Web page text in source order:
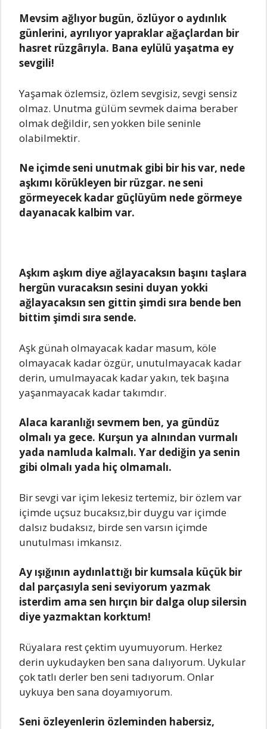
Mevsim ağlıyor bugün, özlüyor o aydınlık
günlerini, ayrılıyor yapraklar ağaçlardan bir
hasret rüzgârıyla. Bana eylülü yaşatma ey
sevgili!
Yaşamak özlemsiz, özlem sevgisiz, sevgi sensiz
olmaz. Unutma gülüm sevmek daima beraber
olmak değildir, sen yokken bile seninle
olabilmektir.
Ne içimde seni unutmak gibi bir his var, nede
aşkımı körükleyen bir rüzgar. ne seni
görmeyecek kadar güçlüyüm nede görmeye
dayanacak kalbim var.
Aşkım aşkım diye ağlayacaksın başını taşlara
hergün vuracaksın sesini duyan yokki
ağlayacaksın sen gittin şimdi sıra bende ben
bittim şimdi sıra sende.
Aşk günah olmayacak kadar masum, köle
olmayacak kadar özgür, unutulmayacak kadar
derin, umulmayacak kadar yakın, tek başına
yaşanmayacak kadar takımdır.
Alaca karanlığı sevmem ben, ya gündüz
olmalı ya gece. Kurşun ya alnından vurmalı
yada namluda kalmalı. Yar dediğin ya senin
gibi olmalı yada hiç olmamalı.
Bir sevgi var içim lekesiz tertemiz, bir özlem var
içimde uçsuz bucaksız,bir duygu var içimde
dalsız budaksız, birde sen varsın içimde
unutulması imkansız.
Ay ışığının aydınlattığı bir kumsala küçük bir
dal parçasıyla seni seviyorum yazmak
isterdim ama sen hırçın bir dalga olup silersin
diye yazmaktan korktum!
Rüyalara rest çektim uyumuyorum. Herkez
derin uykudayken ben sana dalıyorum. Uykular
çok tatlı derler ben seni tadıyorum. Onlar
uykuya ben sana doyamıyorum.
Seni özleyenlerin özleminden habersiz,